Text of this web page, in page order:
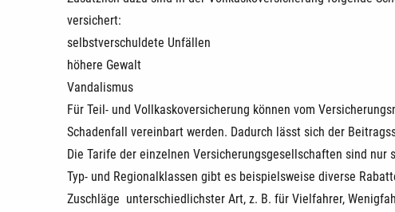
versichert:
selbstverschuldete Unfällen
höhere Gewalt
Vandalismus
Für Teil- und Vollkaskoversicherung können vom
Schadenfall vereinbart werden. Dadurch lässt sich der
Die Tarife der einzelnen Versicherungsgesellschaften sind nur
Typ- und Regionalklassen gibt es beispielsweise diverse
Zuschläge unterschiedlichster Art, z. B. für Vielfahrer,